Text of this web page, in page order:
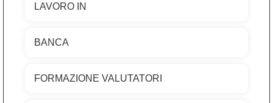
LAVORO IN
BANCA
FORMAZIONE VALUTATORI